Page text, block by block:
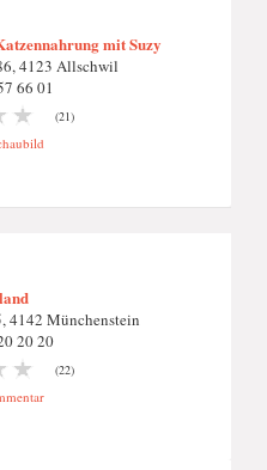
mit Suzy
4123 Allschwil
66 01
(21)
4142 Münchenstein
20 20
(22)